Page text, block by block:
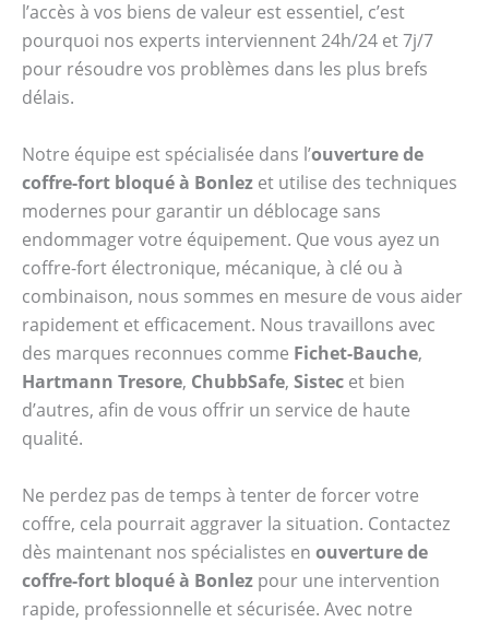
l’accès à vos biens de valeur est essentiel, c’est
pourquoi nos experts interviennent 24h/24 et 7j/7
pour résoudre vos problèmes dans les plus brefs
délais.
Notre équipe est spécialisée dans l’ouverture de
coffre-fort bloqué à Bonlez et utilise des techniques
modernes pour garantir un déblocage sans
endommager votre équipement. Que vous ayez un
coffre-fort électronique, mécanique, à clé ou à
combinaison, nous sommes en mesure de vous aider
rapidement et efficacement. Nous travaillons avec
des marques reconnues comme Fichet-Bauche,
Hartmann Tresore, ChubbSafe, Sistec et bien
d’autres, afin de vous offrir un service de haute
qualité.
Ne perdez pas de temps à tenter de forcer votre
coffre, cela pourrait aggraver la situation. Contactez
dès maintenant nos spécialistes en ouverture de
coffre-fort bloqué à Bonlez pour une intervention
rapide, professionnelle et sécurisée. Avec notre